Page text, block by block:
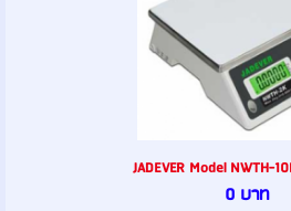
JADEVER Model NWTH-
0 บาท